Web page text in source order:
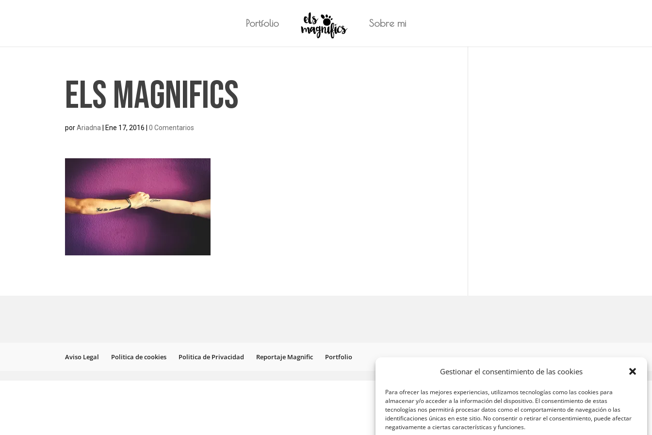
Gestionar el consentimiento de las cookies
Para ofrecer las mejores experiencias, utilizamos tecnologías como las cookies para
almacenar y/o acceder a la información del dispositivo. El consentimiento de estas
tecnologías nos permitirá procesar datos como el comportamiento de navegación o las
identificaciones únicas en este sitio. No consentir o retirar el consentimiento, puede afectar
negativamente a ciertas características y funciones.
Portfolio Sobre mi
Els Magnifics
porAriadna Ene 17, 2016 |0 Comentarios
Aviso Legal Politica de cookies Politica de Privacidad Reportaje Magnific Portfolio